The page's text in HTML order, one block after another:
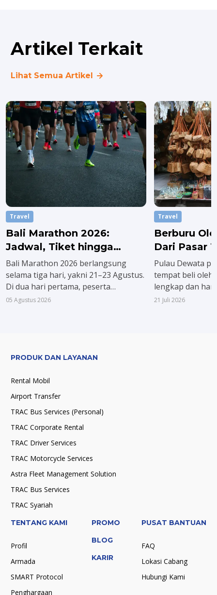
Artikel Terkait
Lihat Semua Artikel
Travel
Bali Marathon 2026:
Jadwal, Tiket hingga
Rutenya
Bali Marathon 2026 berlangsung
selama tiga hari, yakni 21–23 Agustus.
Di dua hari pertama, peserta
diwajibkan mengambil race
05 Agustus 2026
Travel
Berburu
Dari Pasar
hingga
Pulau Dewata
tempat beli
lengkap dan
Mulai dari pasar
21 Juli 2026
PRODUK DAN LAYANAN
Rental Mobil
Airport Transfer
TRAC Bus Services (Personal)
TRAC Corporate Rental
TRAC Driver Services
TRAC Motorcycle Services
Astra Fleet Management Solution
TRAC Bus Services
TRAC Syariah
TENTANG KAMI
Profil
Armada
SMART Protocol
Penghargaan
PROMO
BLOG
KARIR
PUSAT BANTUAN
FAQ
Lokasi Cabang
Hubungi Kami